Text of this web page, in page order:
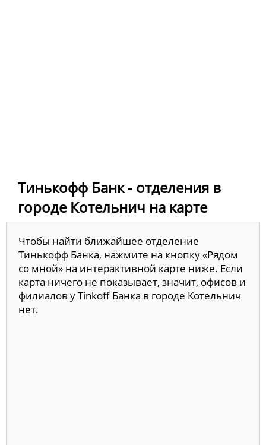
Тинькофф Банк - отделения в
городе Котельнич на карте
Чтобы найти ближайшее отделение
Тинькофф Банка, нажмите на кнопку «Рядом
со мной» на интерактивной карте ниже. Если
карта ничего не показывает, значит, офисов и
филиалов у Tinkoff Банка в городе Котельнич
нет.